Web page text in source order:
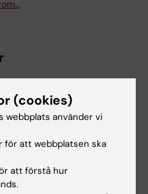
6 jul 2026
(cookies)
webbplats använder vi
för att webbplatsen ska
att förstå hur